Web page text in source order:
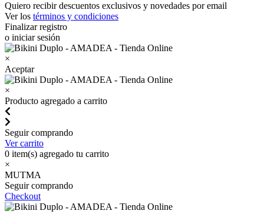
Quiero recibir descuentos exclusivos y novedades por email
Ver los términos y condiciones
Finalizar registro
o iniciar sesión
×
Aceptar
×
Producto agregado a carrito
Seguir comprando
Ver carrito
0 item(s) agregado tu carrito
×
MUTMA
Seguir comprando
Checkout